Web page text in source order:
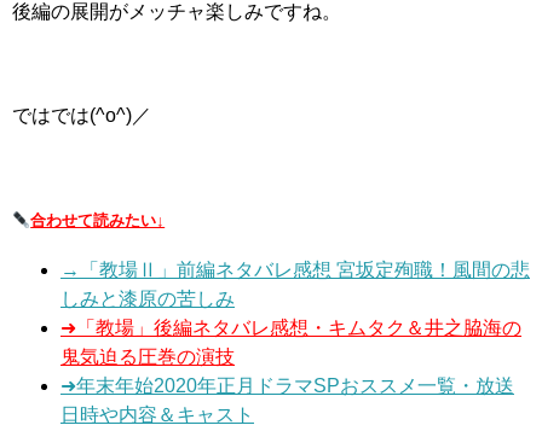
後編の展開がメッチャ楽しみですね。
ではでは(^o^)／
合わせて読みたい↓
→「教場Ⅱ」前編ネタバレ感想 宮坂定殉職！風間の悲
しみと漆原の苦しみ
➜「教場」後編ネタバレ感想・キムタク＆井之脇海の
鬼気迫る圧巻の演技
➜年末年始2020年正月ドラマSPおススメ一覧・放送
日時や内容＆キャスト